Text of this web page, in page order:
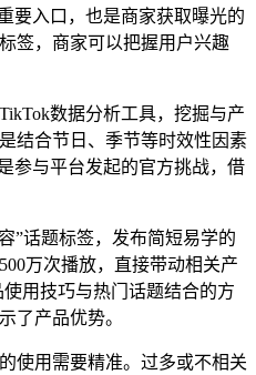
要入口，也是商家获取曝光的
签，商家可以把握用户兴趣
数据分析工具，挖掘与产
结合节日、季节等时效性因素
参与平台发起的官方挑战，借
”话题标签，发布简短易学的
万次播放，直接带动相关产
用技巧与热门话题结合的方
了产品优势。
使用需要精准。过多或不相关